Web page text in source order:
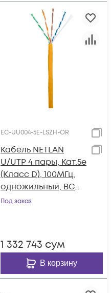
EC-UU004-5E-LSZH-OR
Кабель NETLAN
U/UTP 4 пары, Кат.5e
(Класс D), 100МГц,
одножильный, BC
(чистая медь),
Под заказ
1 332 743 сум
В корзину